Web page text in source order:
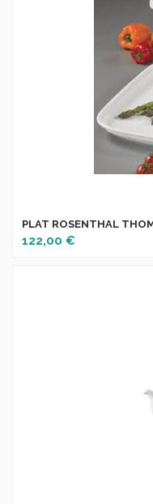
PLAT ROSENTHAL
122,00 €